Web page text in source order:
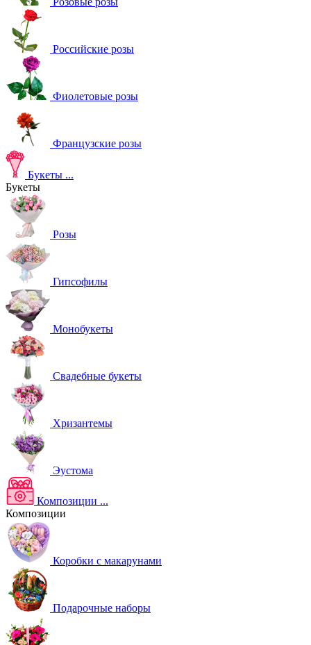
Российские розы
Фиолетовые розы
Французские розы
Букеты ...
Букеты
Розы
Гипсофилы
Монобукеты
Свадебные букеты
Хризантемы
Эустома
Композиции ...
Композиции
Коробки с макарунами
Подарочные наборы